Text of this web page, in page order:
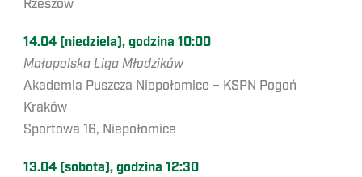
Rzeszów
14.04 (niedziela), godzina 10:00
Małopolska Liga Młodzików
Akademia Puszcza Niepołomice – KSPN Pogoń
Kraków
Sportowa 16, Niepołomice
13.04 (sobota), godzina 12:30